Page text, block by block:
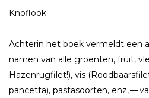
Knoflook
Achterin het boek vermeldt een
namen van alle groenten, fruit,
Hazenrugfilet!), vis
pancetta), pastasoorten, enz, —